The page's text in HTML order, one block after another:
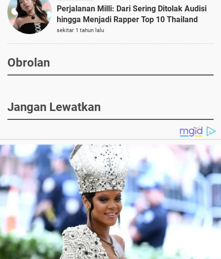
Perjalanan Milli: Dari Sering Ditolak Audisi
hingga Menjadi Rapper Top 10 Thailand
sekitar 1 tahun lalu
Obrolan
Jangan Lewatkan